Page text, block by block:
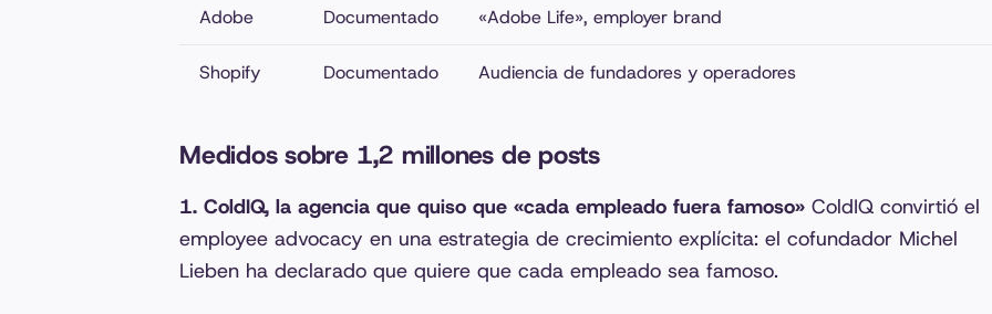
Adobe Documentado «Adobe Life», employer brand
Shopify Documentado Audiencia de fundadores y operadores
Medidos sobre 1,2 millones de posts
1. ColdIQ, la agencia que quiso que «cada empleado fuera famoso» ColdIQ convirtió el
employee advocacy en una estrategia de crecimiento explícita: el cofundador Michel
Lieben ha declarado que quiere que cada empleado sea famoso.